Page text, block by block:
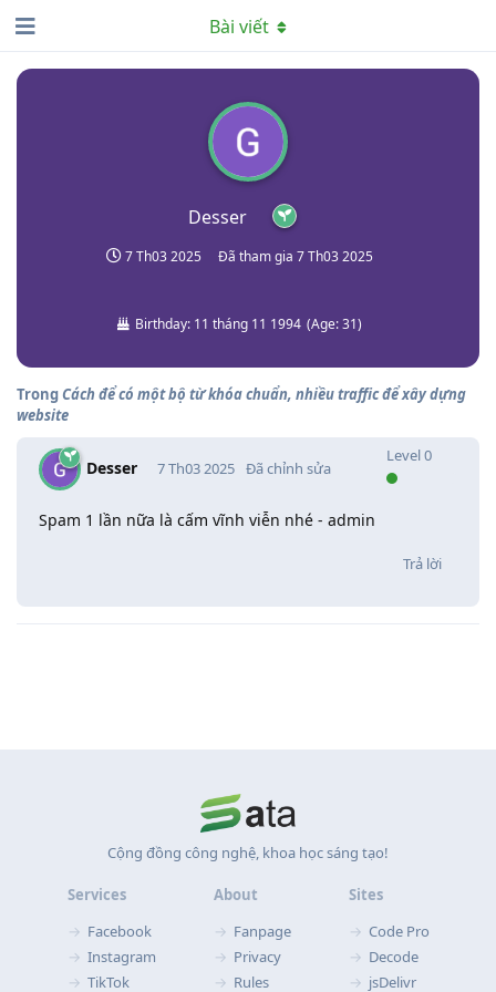
Desser
7 Th03 2025 Đã tham gia 7 Th03 2025
Birthday: 11 tháng 11 1994 (Age:31)
Bài viết
TrongCách để có một bộ từ khóa chuẩn, nhiều traffic để xây dựng
website
Desser
Level0
7 Th03 2025 Đã chỉnh sửa
Spam 1 lần nữa là cấm vĩnh viễn nhé - admin
Trả lời
Cộng đồng công nghệ, khoa học sáng tạo!
Services
Facebook
Instagram
TikTok
About
Fanpage
Privacy
Rules
Sites
Code Pro
Decode
jsDelivr